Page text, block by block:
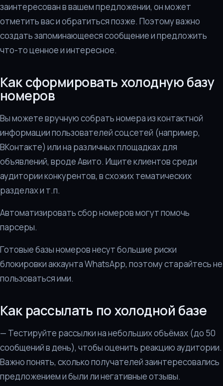
заинтересован в вашем предложении, он может
отметить вас и обратиться позже. Поэтому важно
создать запоминающееся сообщение и предложить
что-то ценное и интересное.
Как сформировать холодную базу
номеров
Вы можете вручную собрать номера из контактной
информации пользователей соцсетей (например,
ВКонтакте) или на различных площадках для
объявлений, вроде Авито. Ищите клиентов среди
аудитории конкурентов, в схожих тематических
разделах и т.п.
Автоматизировать сбор номеров могут помочь
парсеры.
Готовые базы номеров несут большие риски
блокировки аккаунта WhatsApp, поэтому старайтесь не
пользоваться ими.
Как рассылать по холодной базе
— Тестируйте рассылки на небольших объёмах (до 50
сообщений в день), чтобы оценить реакцию аудитории.
Важно понять, сколько получателей заинтересовались
предложением и были ли негативные отзывы.